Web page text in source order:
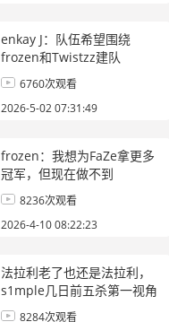
enkay J：队伍希望围绕
frozen和Twistzz建队
6760次观看
2026-5-02 07:31:49
frozen：我想为FaZe拿更多
冠军，但现在做不到
8236次观看
2026-4-10 08:22:23
法拉利老了也还是法拉利，
s1mple几日前五杀第一视角
欣赏
8284次观看